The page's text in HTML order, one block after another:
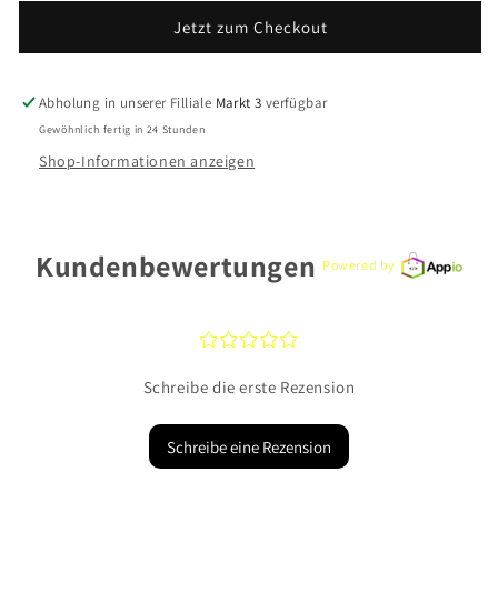
100296-
Silber
925
100296-
Silber
925
Jetzt zum Checkout
Abholung in unserer Filliale Markt 3 verfügbar
Gewöhnlich fertig in 24 Stunden
Shop-Informationen anzeigen
Kundenbewertungen Powered by
¤¤¤¤¤
Schreibe die erste Rezension
Schreibe eine Rezension